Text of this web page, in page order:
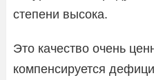
степени высока.
Это качество очень
компенсируется